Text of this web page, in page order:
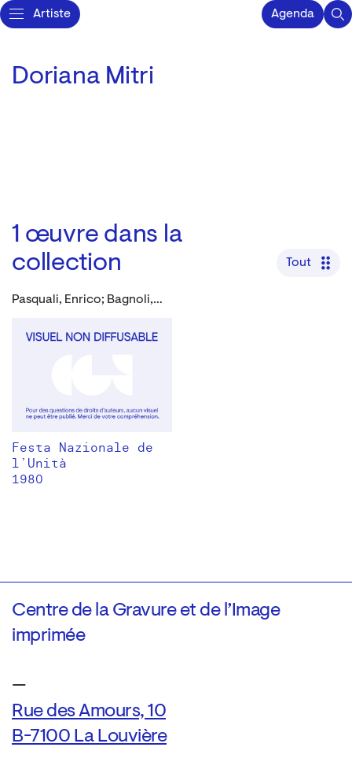
Artiste Agenda
Doriana Mitri
1 œuvre dans la
collection
Tout
Pasquali, Enrico; Bagnoli, Lidia; Mitri, Doriana
Festa Nazionale de
l’Unità
1980
Centre de la Gravure et de l’Image
imprimée
—
Rue des Amours, 10
B-7100 La Louvière